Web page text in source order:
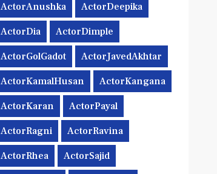
ActorAnushka ActorDeepika
ActorDia ActorDimple
ActorGolGadot ActorJavedAkhtar
ActorKamalHusan ActorKangana
ActorKaran ActorPayal
ActorRagni ActorRavina
ActorRhea ActorSajid